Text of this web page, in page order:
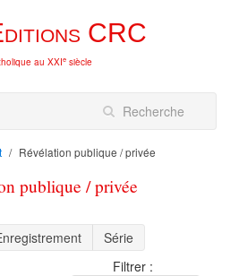
CRC
au XXIe siècle
Révélation publique / privée
publique / privée
Série
Filtrer :